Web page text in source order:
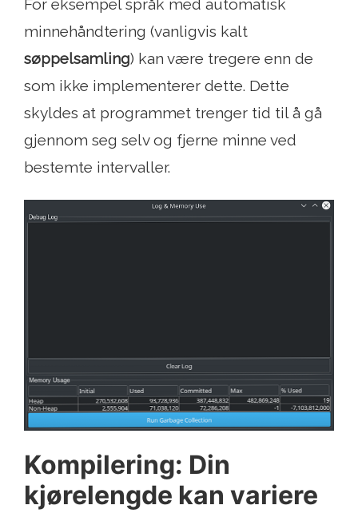
For eksempel språk med automatisk
minnehåndtering (vanligvis kalt
søppelsamling) kan være tregere enn de
som ikke implementerer dette. Dette
skyldes at programmet trenger tid til å gå
gjennom seg selv og fjerne minne ved
bestemte intervaller.
Kompilering: Din
kjørelengde kan variere